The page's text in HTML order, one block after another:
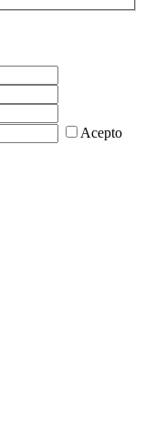
Acepto